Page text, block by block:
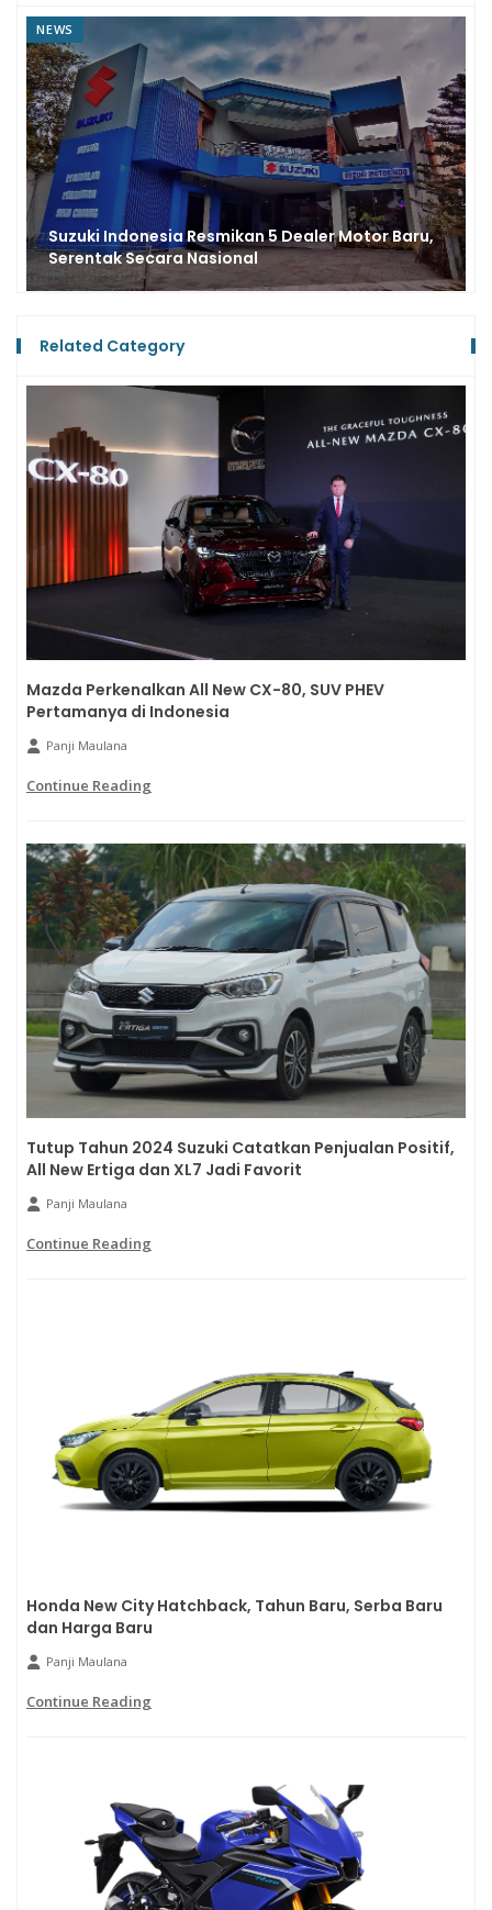
NEWS
Test Drive Suzuki Fronx, Bisa Bawa Pulang
Unitnya Gratis Plus Brugman 125, Ini Syaratnya
Related Category
Mazda Perkenalkan All New CX-80, SUV PHEV
Pertamanya di Indonesia
Panji Maulana
Continue Reading
Tutup Tahun 2024 Suzuki Catatkan Penjualan Positif,
All New Ertiga dan XL7 Jadi Favorit
Panji Maulana
Continue Reading
Honda New City Hatchback, Tahun Baru, Serba Baru
dan Harga Baru
Panji Maulana
Continue Reading